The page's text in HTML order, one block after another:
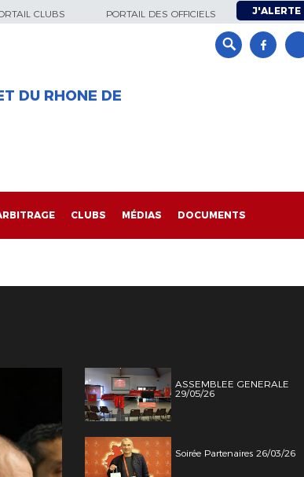
CLUBS PORTAIL DES OFFICIELS J'ALERTE
DU RHONE DE
CLUBS MÉDIAS DOCUMENTS
ASSEMBLEE GENERALE
29/05/26
Soirée Partenaires 26/03/26